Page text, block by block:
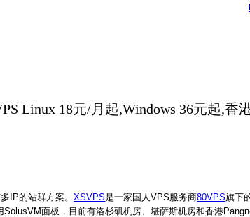
Linux 18元/月起,Windows 36元起,香
IP的站群方案。 XSVPS是一家国人VPS服务商80VPS旗下
面板，目前有洛杉矶机房、堪萨斯机房和香港